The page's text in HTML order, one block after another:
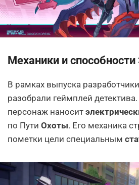
Механики и
В рамках выпуска
разобрали геймплей
персонаж наносит
по Пути Охоты. Его механика
пометки цели специальным